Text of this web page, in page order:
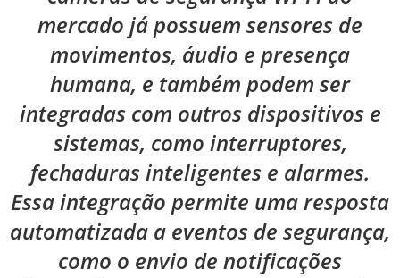
mercado já possuem sensores de
movimentos, áudio e presença
humana, e também podem ser
integradas com outros dispositivos e
sistemas, como interruptores,
fechaduras inteligentes e alarmes.
Essa integração permite uma resposta
automatizada a eventos de segurança,
como o envio de notificações